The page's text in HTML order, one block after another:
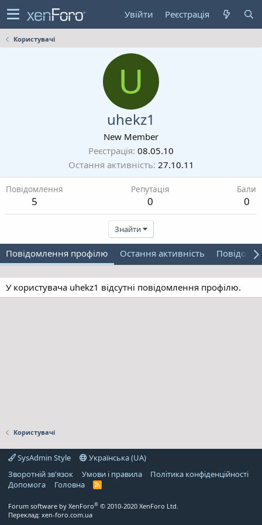
Увійти Реєстрація
Користувачі
U
uhekz1
New Member
Реєстрація 08.05.10
Остання активність 27.10.11
Повідомлення
5
Репутація
0
Бали
0
Знайти
Повідомлення профілю Остання активність
У користувача uhekz1 відсутні повідомлення профілю.
Користувачі
SysAdmin Style
Українська (UA)
Зворотній зв'язок
Умови і правила
Політика конфіденційності
Дoпoмoга
Головна
R
Forum software by XenForo® © 2010-2020 XenForo Ltd.
Переклад: xen-foro.com.ua